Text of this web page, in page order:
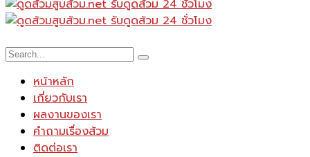
หน้าหลัก
เกี่ยวกับเรา
ผลงานของเรา
คำถามเรื่องส้วม
ติดต่อเรา